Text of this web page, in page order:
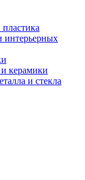
интерьерных
керамики
и стекла